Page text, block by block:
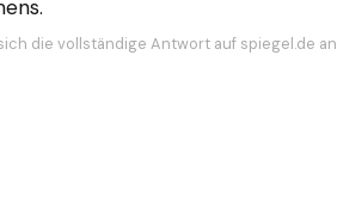
die vollständige Antwort auf spiegel.de an